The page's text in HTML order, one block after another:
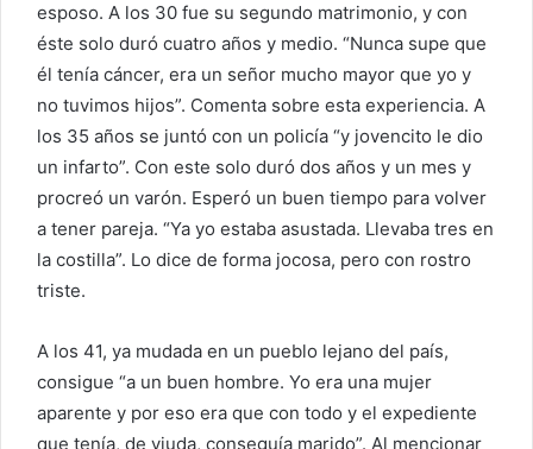
esposo. A los 30 fue su segundo matrimonio, y con
éste solo duró cuatro años y medio. “Nunca supe que
él tenía cáncer, era un señor mucho mayor que yo y
no tuvimos hijos”. Comenta sobre esta experiencia. A
los 35 años se juntó con un policía “y jovencito le dio
un infarto”. Con este solo duró dos años y un mes y
procreó un varón. Esperó un buen tiempo para volver
a tener pareja. “Ya yo estaba asustada. Llevaba tres en
la costilla”. Lo dice de forma jocosa, pero con rostro
triste.
A los 41, ya mudada en un pueblo lejano del país,
consigue “a un buen hombre. Yo era una mujer
aparente y por eso era que con todo y el expediente
que tenía, de viuda, conseguía marido”. Al mencionar